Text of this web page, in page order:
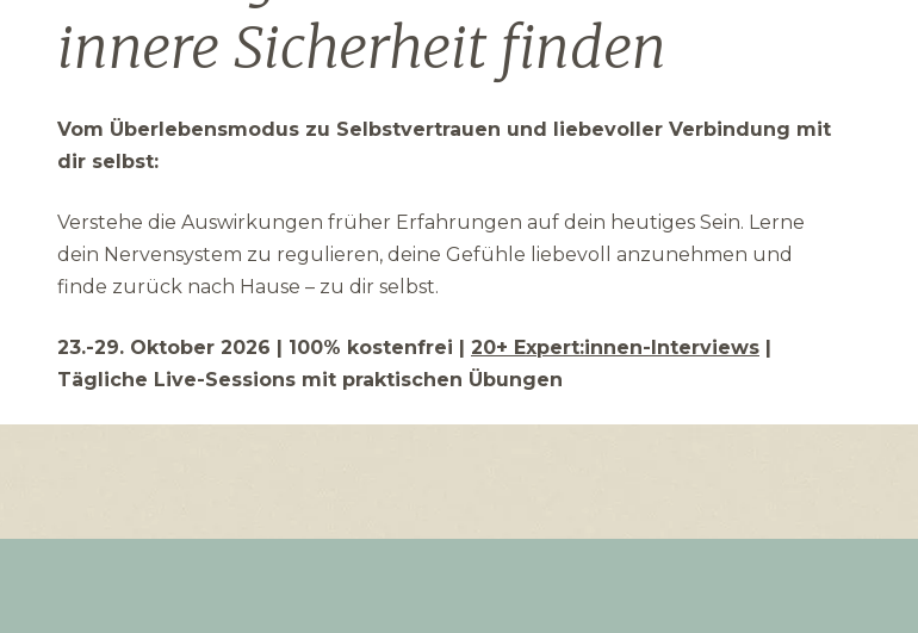
innere Sicherheit finden
Vom Überlebensmodus zu Selbstvertrauen und liebevoller Verbindung mit
dir selbst:
Verstehe die Auswirkungen früher Erfahrungen auf dein heutiges Sein. Lerne
dein Nervensystem zu regulieren, deine Gefühle liebevoll anzunehmen und
finde zurück nach Hause – zu dir selbst.
23.-29. Oktober 2026 | 100% kostenfrei | 20+ Expert:innen-Interviews |
Tägliche Live-Sessions mit praktischen Übungen